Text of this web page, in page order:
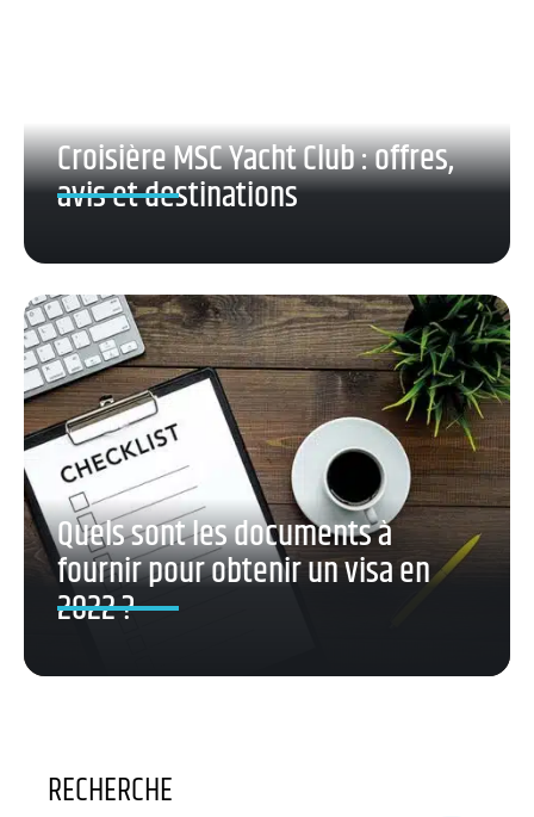
Croisière MSC Yacht Club : offres,
avis et destinations
Quels sont les documents à
fournir pour obtenir un visa en
2022 ?
RECHERCHE